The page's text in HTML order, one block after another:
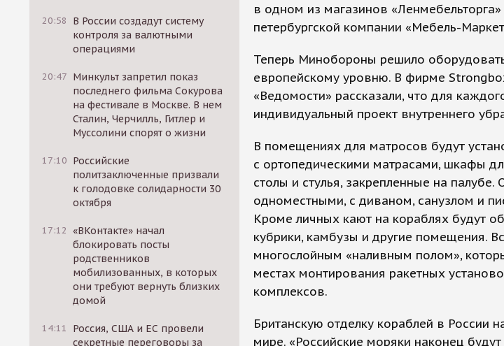
20:58
В России создадут систему
контроля за валютными
операциями
20:47 Минкульт запретил показ
последнего фильма Сокурова
на фестивале в Москве. В нем
Сталин, Черчилль, Гитлер и
Муссолини спорят о жизни
17:10 Российские
политзаключенные призвали
к голодовке солидарности 30
октября
17:12 «ВКонтакте» начал
блокировать посты
родственников
мобилизованных, в которых
они требуют вернуть близких
домой
14:11
Россия, США и ЕС провели
секретные переговоры за
в одном из магазинов
петербургской компании «Мебель-
Теперь Минобороны решило
европейскому уровню. В фирме
«Ведомости» рассказали, что для
индивидуальный проект внутреннего
В помещениях для матросов будут
с ортопедическими матрасами, шкафы
столы и стулья, закрепленные на
одноместными, с диваном, санузлом и
Кроме личных кают на кораблях будут
кубрики, камбузы и другие помещения.
многослойным «наливным полом»,
местах монтирования ракетных
комплексов.
Британскую отделку кораблей в России
мире. «Российские моряки наконец